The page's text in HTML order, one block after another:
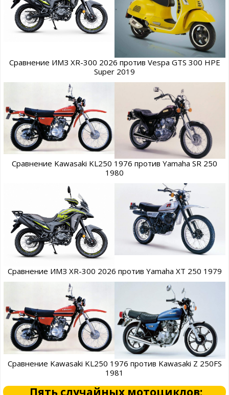
Сравнение ИМЗ XR-300 2026 против Vespa GTS 300 HPE
Super 2019
Сравнение Kawasaki KL250 1976 против Yamaha SR 250
1980
Сравнение ИМЗ XR-300 2026 против Yamaha XT 250 1979
Сравнение Kawasaki KL250 1976 против Kawasaki Z 250FS
1981
Пять случайных мотоциклов: